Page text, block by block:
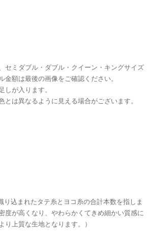
セミダブル・ダブル・クイーン・キングサイズ
額は最後の画像をご確認ください。
が入ります。
は異なるように見える場合がございます。
込まれたタテ糸とヨコ糸の合計本数を指しま
度が高くなり、やわらかくてきめ細かい質感に
り上質な生地となります。）